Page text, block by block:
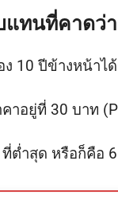
ทนที่คาดว่า
10 ปีข้างหน้า
อยู่ที่ 30 บาท
ที่ต่ำสุด หรือก็คือ